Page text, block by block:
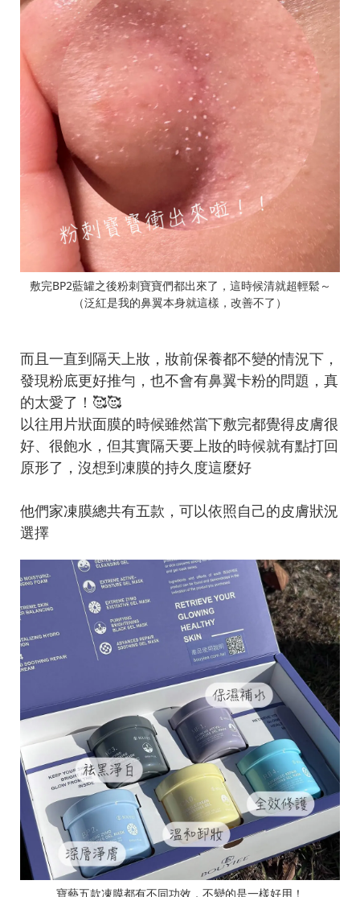
敷完BP2藍罐之後粉刺寶寶們都出來了，這時候清就超輕鬆～
（泛紅是我的鼻翼本身就這樣，改善不了）
而且一直到隔天上妝，妝前保養都不變的情況下，
發現粉底更好推勻，也不會有鼻翼卡粉的問題，真
的太愛了！🥰🥰
以往用片狀面膜的時候雖然當下敷完都覺得皮膚很
好、很飽水，但其實隔天要上妝的時候就有點打回
原形了，沒想到凍膜的持久度這麼好
他們家凍膜總共有五款，可以依照自己的皮膚狀況
選擇
寶藝五款凍膜都有不同功效，不變的是一樣好用！